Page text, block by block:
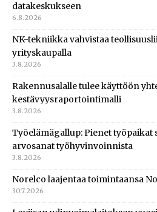
datakeskukseen
6.8.2026
NK-tekniikka vahvistaa
yrityskaupalla
3.8.2026
Rakennusalalle tulee käyttöön
kestävyysraportointimalli
3.8.2026
Työelämägallup: Pienet työpaikat
arvosanat työhyvinvoinnista
3.8.2026
Norelco laajentaa toimintaansa
30.7.2026